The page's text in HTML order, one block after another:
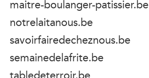
maitre-boulanger-patissier.be
notrelaitanous.be
savoirfairedecheznous.be
semainedelafrite.be